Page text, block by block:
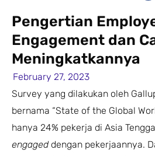
Pengertian
Engagement dan
Meningkatkannya
February 27, 2023
Survey yang dilakukan oleh
bernama “State of the Global
hanya 24% pekerja di Asia
engageddengan pekerjaannya.